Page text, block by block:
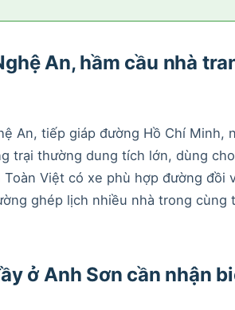
An, hầm cầu nhà
An, tiếp giáp đường Hồ Chí Minh,
trại thường dung tích lớn, dùng
Việt có xe phù hợp đường đồi
ghép lịch nhiều nhà trong cùng
ở Anh Sơn cần nhận